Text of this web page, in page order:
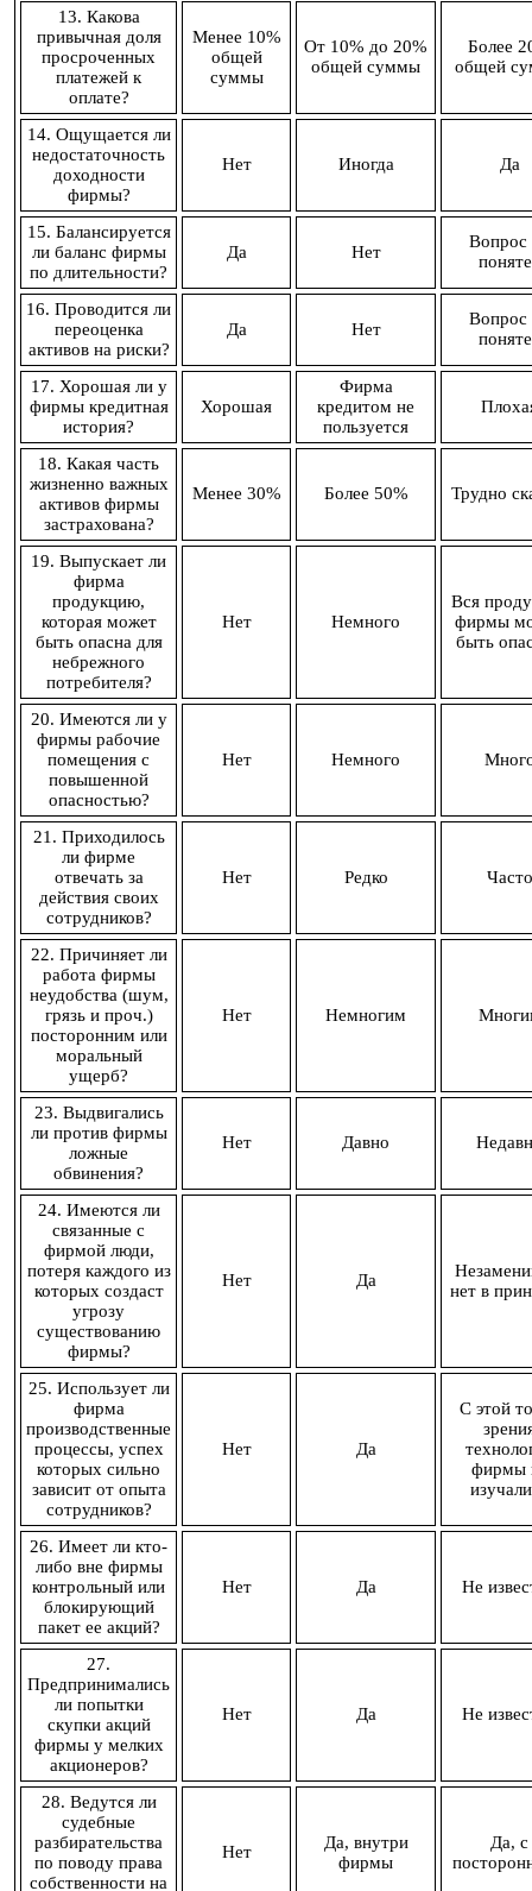
13. Какова
привычная доля
просроченных
платежей к
оплате?
Менее 10%
общей
суммы
От 10% до 20%
общей суммы
Более
общей
14. Ощущается ли
недостаточность
доходности
фирмы?
Нет Иногда Да
15. Балансируется
ли баланс фирмы
по длительности?
Да Нет
Вопрос
16. Проводится ли
переоценка
активов на риски?
Да Нет
Вопрос
17. Хорошая ли у
фирмы кредитная
история?
Хорошая
Фирма
кредитом не
пользуется
18. Какая часть
жизненно важных
активов фирмы
застрахована?
Менее 30% Более 50% Трудно
19. Выпускает ли
фирма
продукцию,
которая может
быть опасна для
небрежного
потребителя?
Нет Немного
Вся
фирмы
быть
20. Имеются ли у
фирмы рабочие
помещения с
повышенной
опасностью?
Нет Немного
21. Приходилось
ли фирме
отвечать за
действия своих
сотрудников?
Нет Редко Часто
22. Причиняет ли
работа фирмы
неудобства (шум,
грязь и проч.)
посторонним или
моральный
ущерб?
Нет Немногим
23. Выдвигались
ли против фирмы
ложные
обвинения?
Нет Давно
24. Имеются ли
связанные с
фирмой люди,
потеря каждого из
которых создаст
угрозу
существованию
фирмы?
Нет Да
нет в
25. Использует ли
фирма
производственные
процессы, успех
которых сильно
зависит от опыта
сотрудников?
Нет Да
С этой
фирмы
26. Имеет ли кто-
либо вне фирмы
контрольный или
блокирующий
пакет ее акций?
Нет Да Не
27.
Предпринимались
ли попытки
скупки акций
фирмы у мелких
акционеров?
Нет Да Не
28. Ведутся ли
судебные
разбирательства
по поводу права
собственности на
Нет
Да, внутри
фирмы
Да, с